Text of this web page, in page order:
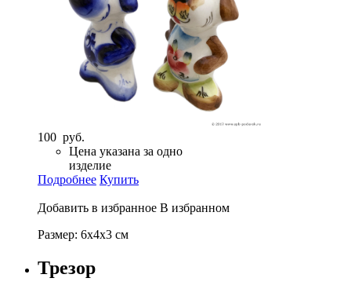
100 руб.
Цена указана за одно
изделие
Подробнее Купить
Добавить в избранное В избранном
Размер: 6х4х3 см
Трезор